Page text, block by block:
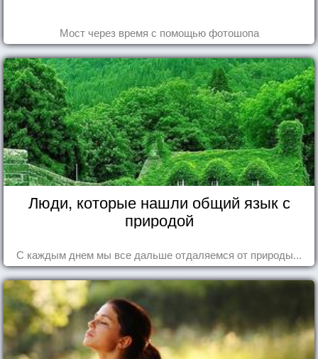
Мост через время с помощью фотошопа
Люди, которые нашли общий язык с
природой
С каждым днем мы все дальше отдаляемся от природы...